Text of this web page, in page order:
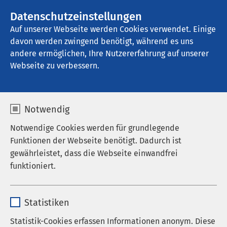
Datenschutzeinstellungen
Auf unserer Webseite werden Cookies verwendet. Einige
davon werden zwingend benötigt, während es uns
andere ermöglichen, Ihre Nutzererfahrung auf unserer
Webseite zu verbessern.
Notwendig
Notwendige Cookies werden für grundlegende
Funktionen der Webseite benötigt. Dadurch ist
gewährleistet, dass die Webseite einwandfrei
funktioniert.
Anbieter sgalinski
Statistiken
Statistik-Cookies erfassen Informationen anonym. Diese
AMEOS Spital Einsiedeln
Therapie und
Rehabilitation
Öffnungszeiten Notfallzentrum
Das Notfallzentrum ist an 365 Tagen im Jahr
geöffnet. Unser erfahrenes Team gewährleistet eine
schnelle und kompetente Erstversorgung –